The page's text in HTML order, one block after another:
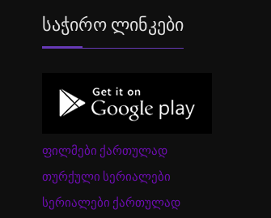
Საჭირო Ლინკები
ფილმები ქართულად
თურქული სერიალები
სერიალები ქართულად